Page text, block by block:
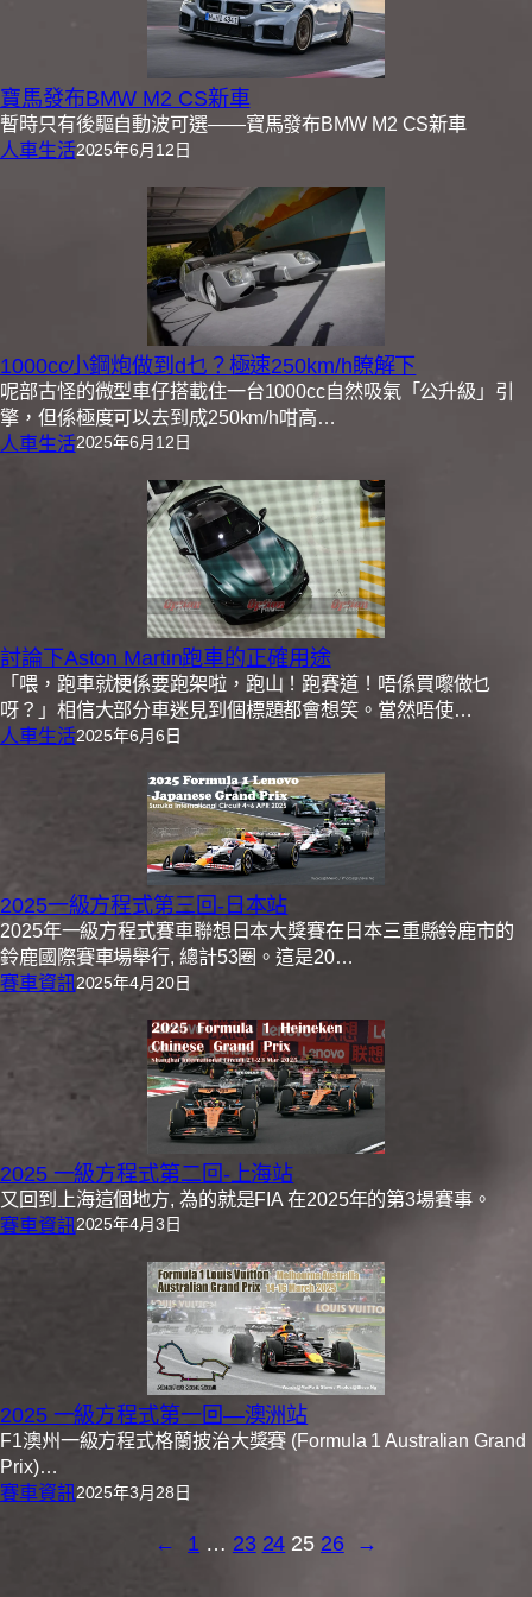
寶馬發布BMW M2 CS新車
暫時只有後驅自動波可選——寶馬發布BMW M2 CS新車
人車生活2025年6月12日
1000cc小鋼炮做到d乜？極速250km/h瞭解下
呢部古怪的微型車仔搭載住一台1000cc自然吸氣「公升級」引
擎，但係極度可以去到成250km/h咁高…
人車生活2025年6月12日
討論下Aston Martin跑車的正確用途
「喂，跑車就梗係要跑架啦，跑山！跑賽道！唔係買嚟做乜
呀？」相信大部分車迷見到個標題都會想笑。當然唔使…
人車生活2025年6月6日
2025一級方程式第三回-日本站
2025年一級方程式賽車聯想日本大獎賽在日本三重縣鈴鹿市的
鈴鹿國際賽車場舉行, 總計53圈。這是20…
賽車資訊2025年4月20日
2025 一級方程式第二回-上海站
又回到上海這個地方, 為的就是FIA 在2025年的第3場賽事。
賽車資訊2025年4月3日
2025 一級方程式第一回—澳洲站
F1澳州一級方程式格蘭披治大獎賽 (Formula 1 Australian Grand
Prix)…
賽車資訊2025年3月28日
← 1 … 23 24 25 26 →